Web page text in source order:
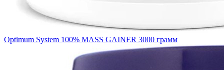
Optimum System 100% MASS GAINER 3000 грамм